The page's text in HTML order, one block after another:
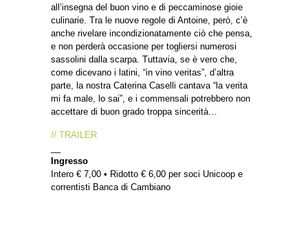
all’insegna del buon vino e di peccaminose gioie
culinarie. Tra le nuove regole di Antoine, però, c’è
anche rivelare incondizionatamente ciò che pensa,
e non perderà occasione per togliersi numerosi
sassolini dalla scarpa. Tuttavia, se è vero che,
come dicevano i latini, “in vino veritas”, d’altra
parte, la nostra Caterina Caselli cantava “la verita
mi fa male, lo sai”, e i commensali potrebbero non
accettare di buon grado troppa sincerità…
// TRAILER
Ingresso
Intero € 7,00 • Ridotto € 6,00 per soci Unicoop e
correntisti Banca di Cambiano